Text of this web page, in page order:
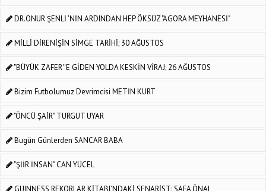
DR.ONUR ŞENLİ 'NİN ARDINDAN HEP ÖKSÜZ "AGORA MEYHANESİ"
MİLLİ DİRENİŞİN SİMGE TARİHİ; 30 AĞUSTOS
"BÜYÜK ZAFER''E GİDEN YOLDA KESKİN VİRAJ; 26 AĞUSTOS
Bizim Futbolumuz Devrimcisi METİN KURT
"ÖNCÜ ŞAİR" TURGUT UYAR
Bugün Günlerden SANCAR BABA
"ŞİİR İNSAN" CAN YÜCEL
GUINNESS REKORLAR KİTABI’NDAKİ SENARİST: SAFA ÖNAL